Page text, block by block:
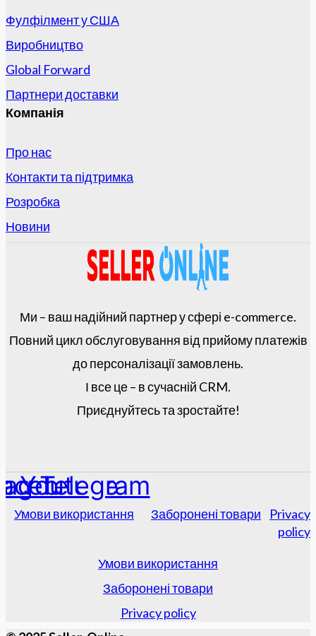
Фулфілмент у США
Виробництво
Global Forward
Партнери доставки
Компанія
Про нас
Контакти та підтримка
Розробка
Новини
Ми – ваш надійний партнер у сфері e-commerce.
Повний цикл обслуговування від прийому платежів
до персоналізації замовлень.
І все це – в сучасній CRM.
Приєднуйтесь та зростайте!
Youtube
Telegram
Умови використання Заборонені товари
Privacy
policy
Умови використання
Заборонені товари
Privacy policy